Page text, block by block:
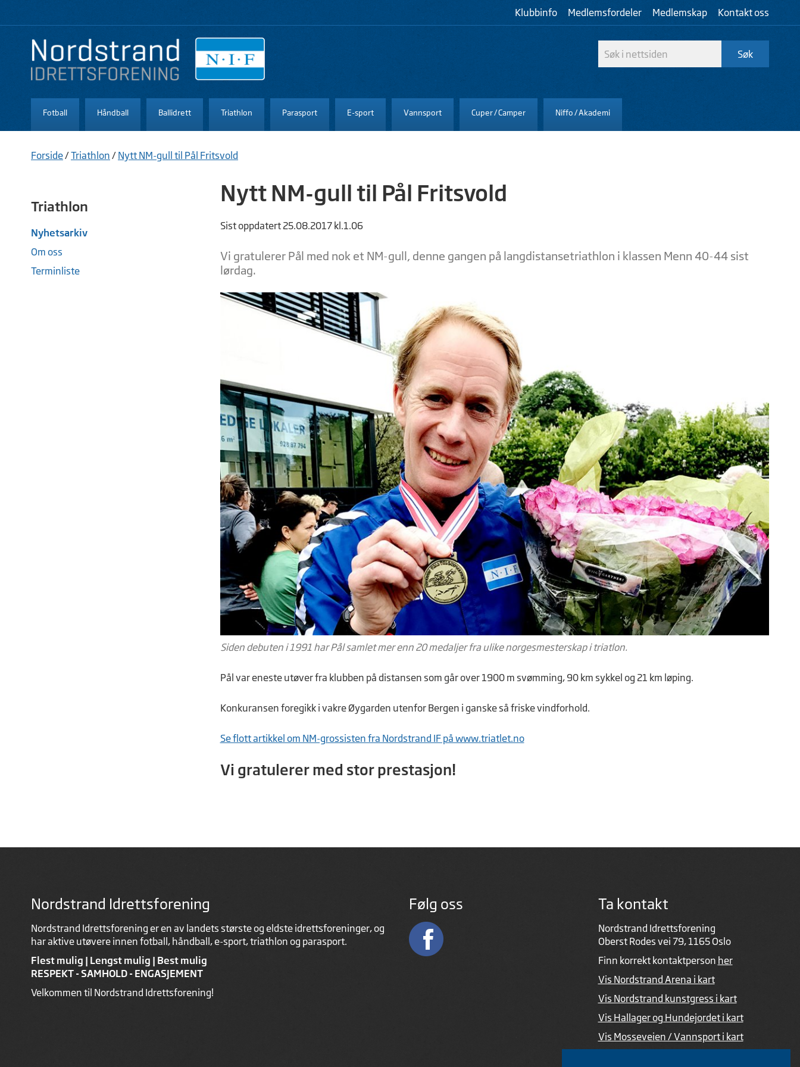
Klubbinfo Medlemsfordeler Medlemskap Kontakt oss
Fotball Håndball Ballidrett Triathlon Parasport E-sport Vannsport Cuper / Camper Niffo / Akademi
Forside/Triathlon / Nytt NM-gull til Pål Fritsvold
Triathlon
Nyhetsarkiv
Om oss
Terminliste
Nytt NM-gull til Pål Fritsvold
Sist oppdatert 25.08.2017 kl.1.06
Vi gratulerer Pål med nok et NM-gull, denne gangen på langdistansetriathlon i klassen Menn 40-44 sist
lørdag.
Siden debuten i 1991 har Pål samlet mer enn 20 medaljer fra ulike norgesmesterskap i triatlon.
Pål var eneste utøver fra klubben på distansen som går over 1900 m svømming, 90 km sykkel og 21 km løping.
Konkuransen foregikk i vakre Øygarden utenfor Bergen i ganske så friske vindforhold.
Se flott artikkel om NM-grossisten fra Nordstrand IF på www.triatlet.no
Vi gratulerer med stor prestasjon!
Nordstrand Idrettsforening
Nordstrand Idrettsforening er en av landets største og eldste idrettsforeninger, og
har aktive utøvere innen fotball, håndball, e-sport, triathlon og parasport.
Flest mulig | Lengst mulig | Best mulig
RESPEKT - SAMHOLD - ENGASJEMENT
Velkommen til Nordstrand Idrettsforening!
Følg oss Ta kontakt
Nordstrand Idrettsforening
Oberst Rodes vei 79, 1165 Oslo
Finn korrekt kontaktperson her
Vis Nordstrand Arena i kart
Vis Nordstrand kunstgress i kart
Vis Hallager og Hundejordet i kart
Vis Mosseveien / Vannsport i kart